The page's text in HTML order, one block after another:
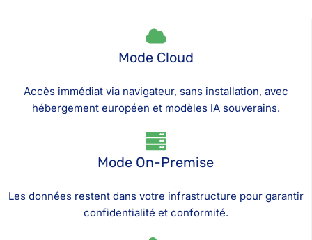
Mode Cloud
Accès immédiat via navigateur, sans installation, avec
hébergement européen et modèles IA souverains.
Mode On-Premise
Les données restent dans votre infrastructure pour garantir
confidentialité et conformité.